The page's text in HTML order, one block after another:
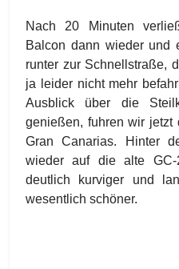
Nach 20 Minuten
Balcon dann wieder und
runter zur Schnellstraße,
ja leider nicht mehr
Ausblick über die
genießen, fuhren wir jetzt
Gran Canarias. Hinter
wieder auf die alte
deutlich kurviger und
wesentlich schöner.